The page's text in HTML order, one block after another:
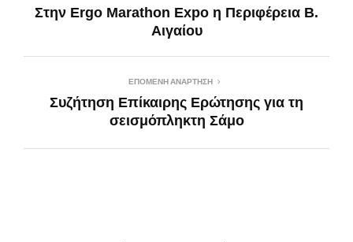
Στην Ergo Marathon Expo η Περιφέρεια Β.
Αιγαίου
ΕΠΌΜΕΝΗ ΑΝΆΡΤΗΣΗ
Συζήτηση Επίκαιρης Ερώτησης για τη
σεισμόπληκτη Σάμο